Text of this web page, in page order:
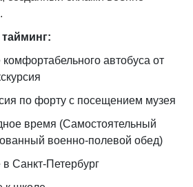
автобуса от
по форту с посещением музея
время (Самостоятельный
военно-полевой обед)
Санкт-Петербург